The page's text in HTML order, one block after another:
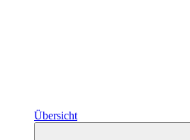
Übersicht